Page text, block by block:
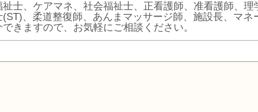
士、ケアマネ、社会福祉士、正看護師、准看護師、理
、柔道整復師、あんまマッサージ師、施設長、マネ
きますので、お気軽にご相談ください。